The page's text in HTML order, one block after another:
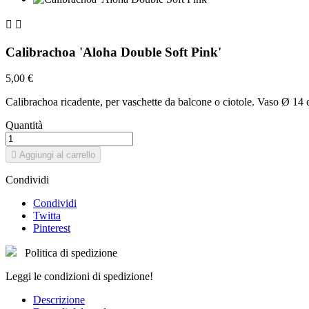
 
Calibrachoa 'Aloha Double Soft Pink'
5,00 €
Calibrachoa ricadente, per vaschette da balcone o ciotole. Vaso Ø 14
Quantità
 Aggiungi al carrello
Condividi
Condividi
Twitta
Pinterest
Politica di spedizione
Leggi le condizioni di spedizione!
Descrizione